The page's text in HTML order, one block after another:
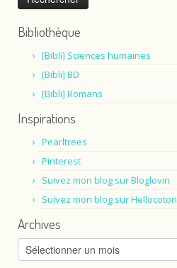
Bibliothèque
[Bibli] Sciences humaines
[Bibli] BD
[Bibli] Romans
Inspirations
Pearltrees
Pinterest
Suivez mon blog sur Bloglovin
Suivez mon blog sur Hellocoton
Archives
Archives